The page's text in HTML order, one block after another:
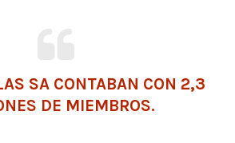
SA CONTABAN CON 2,3
DE MIEMBROS.